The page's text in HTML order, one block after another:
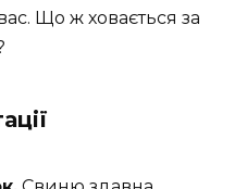
Що ж ховається за